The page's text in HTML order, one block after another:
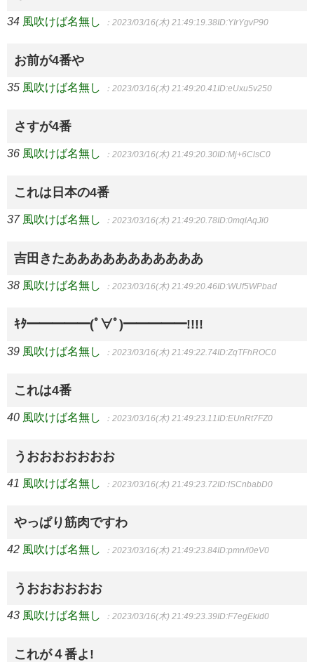
34 風吹けば名無し ：2023/03/16(木) 21:49:19.38ID:YIrYgvP90
お前が4番や
35 風吹けば名無し ：2023/03/16(木) 21:49:20.41ID:eUxu5v250
さすが4番
36 風吹けば名無し ：2023/03/16(木) 21:49:20.30ID:Mj+6ClsC0
これは日本の4番
37 風吹けば名無し ：2023/03/16(木) 21:49:20.78ID:0mqlAqJi0
吉田きたあああああああああああ
38 風吹けば名無し ：2023/03/16(木) 21:49:20.46ID:WUf5WPbad
ｷﾀ━━━━━(ﾟ∀ﾟ)━━━━━!!!!
39 風吹けば名無し ：2023/03/16(木) 21:49:22.74ID:ZqTFhROC0
これは4番
40 風吹けば名無し ：2023/03/16(木) 21:49:23.11ID:EUnRt7FZ0
うおおおおおおお
41 風吹けば名無し ：2023/03/16(木) 21:49:23.72ID:ISCnbabD0
やっぱり筋肉ですわ
42 風吹けば名無し ：2023/03/16(木) 21:49:23.84ID:pmn/i0eV0
うおおおおおお
43 風吹けば名無し ：2023/03/16(木) 21:49:23.39ID:F7egEkid0
これが４番よ!